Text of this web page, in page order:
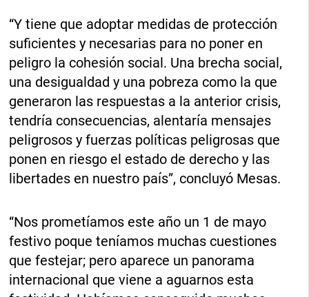
“Y tiene que adoptar medidas de protección
suficientes y necesarias para no poner en
peligro la cohesión social. Una brecha social,
una desigualdad y una pobreza como la que
generaron las respuestas a la anterior crisis,
tendría consecuencias, alentaría mensajes
peligrosos y fuerzas políticas peligrosas que
ponen en riesgo el estado de derecho y las
libertades en nuestro país”, concluyó Mesas.
“Nos prometíamos este año un 1 de mayo
festivo poque teníamos muchas cuestiones
que festejar; pero aparece un panorama
internacional que viene a aguarnos esta